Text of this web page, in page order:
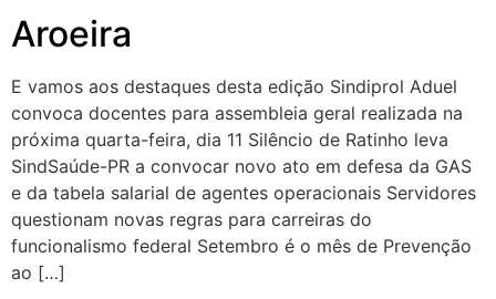
Aroeira
E vamos aos destaques desta edição Sindiprol Aduel
convoca docentes para assembleia geral realizada na
próxima quarta-feira, dia 11 Silêncio de Ratinho leva
SindSaúde-PR a convocar novo ato em defesa da GAS
e da tabela salarial de agentes operacionais Servidores
questionam novas regras para carreiras do
funcionalismo federal Setembro é o mês de Prevenção
ao […]